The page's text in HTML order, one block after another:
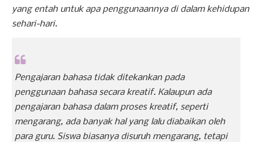
yang entah untuk apa penggunaannya di dalam kehidupan
sehari-hari.
Pengajaran bahasa tidak ditekankan pada
penggunaan bahasa secara kreatif. Kalaupun ada
pengajaran bahasa dalam proses kreatif, seperti
mengarang, ada banyak hal yang lalu diabaikan oleh
para guru. Siswa biasanya disuruh mengarang, tetapi